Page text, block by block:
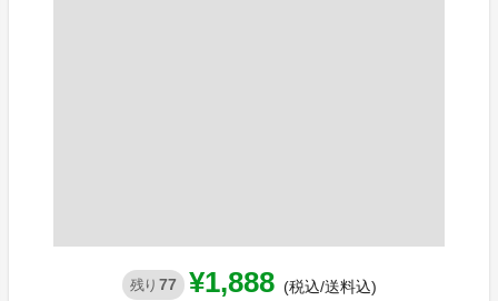
残り 77 ¥1,888 (税込/送料込)